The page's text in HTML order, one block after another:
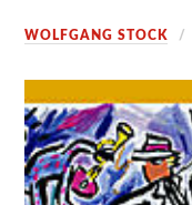
WOLFGANG STOCK